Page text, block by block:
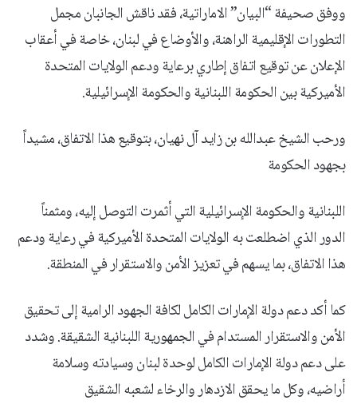
ووفق صحيفة “البيان” الاماراتية، فقد ناقش الجانبان مجمل
التطورات الإقليمية الراهنة، والأوضاع في لبنان، خاصة في أعقاب
الإعلان عن توقيع اتفاق إطاري برعاية ودعم الولايات المتحدة
الأميركية بين الحكومة اللبنانية والحكومة الإسرائيلية.
ورحب الشيخ عبدالله بن زايد آل نهيان، بتوقيع هذا الاتفاق، مشيداً
بجهود الحكومة
اللبنانية والحكومة الإسرائيلية التي أثمرت التوصل إليه، ومثمناً
الدور الذي اضطلعت به الولايات المتحدة الأميركية في رعاية ودعم
هذا الاتفاق، بما يسهم في تعزيز الأمن والاستقرار في المنطقة.
كما أكد دعم دولة الإمارات الكامل لكافة الجهود الرامية إلى تحقيق
الأمن والاستقرار المستدام في الجمهورية اللبنانية الشقيقة. وشدد
على دعم دولة الإمارات الكامل لوحدة لبنان وسيادته وسلامة
أراضيه، وكل ما يحقق الازدهار والرخاء لشعبه الشقيق